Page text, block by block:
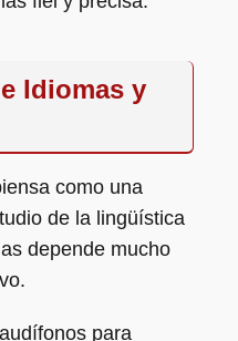
Idiomas y
como una
de la lingüística
depende mucho
para